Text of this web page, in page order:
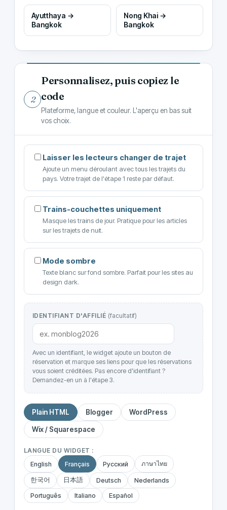
Ayutthaya →
Bangkok
Nong Khai →
Bangkok
2
Personnalisez, puis copiez le
code
Plateforme, langue et couleur. L'aperçu en bas suit
vos choix.
Laisser les lecteurs changer de trajet
Ajoute un menu déroulant avec tous les trajets du
pays. Votre trajet de l'étape 1 reste par défaut.
Trains-couchettes uniquement
Masque les trains de jour. Pratique pour les articles
sur les trajets de nuit.
Mode sombre
Texte blanc sur fond sombre. Parfait pour les sites au
design dark.
IDENTIFIANT D'AFFILIÉ (facultatif)
Avec un identifiant, le widget ajoute un bouton de
réservation et marque ses liens pour que les réservations
vous soient créditées. Pas encore d'identifiant ?
Demandez-en un à l'étape 3.
Plain HTML Blogger WordPress
Wix / Squarespace
LANGUE DU WIDGET :
English
Français Русский ภาษาไทย
한국어 日本語 Deutsch
Nederlands
Português
Italiano Español